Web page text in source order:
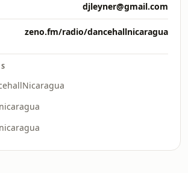
djleyner@gmail.com
zeno.fm/radio/dancehallnicaragua